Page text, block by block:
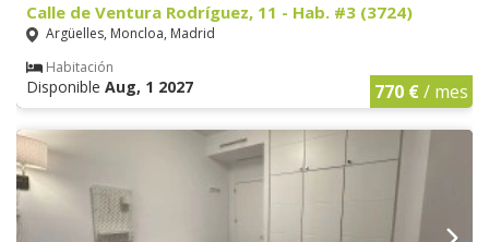
Calle de Ventura Rodríguez, 11 - Hab. #3 (3724)
Argüelles, Moncloa, Madrid
Habitación
Disponible Aug, 1 2027 770 €/ mes